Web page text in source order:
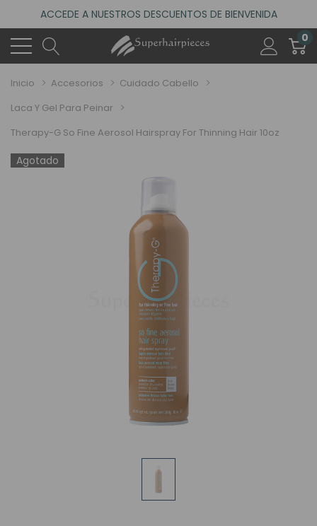
ACCEDE A NUESTROS DESCUENTOS DE BIENVENIDA
4.6
(485 reseñas)
VISITA NUESTRO NUEVO SALÓN EN MADRID
ACCEDE A NUESTROS DESCUENTOS DE BIENVENIDA
0
Inicio Accesorios
Cuidado Cabello
Laca Y Gel Para Peinar
Therapy-G So Fine Aerosol Hairspray For Thinning Hair 10oz
Agotado